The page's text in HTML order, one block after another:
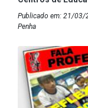
Publicado em: 21/03/
Penha